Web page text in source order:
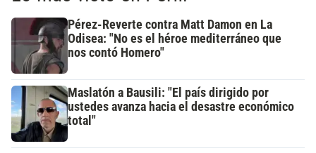
Pérez-Reverte contra Matt Damon en La
Odisea: "No es el héroe mediterráneo que
nos contó Homero"
Maslatón a Bausili: "El país dirigido por
ustedes avanza hacia el desastre económico
total"